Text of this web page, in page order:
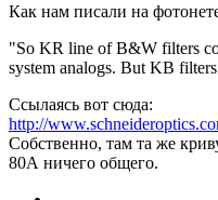
Как нам писали на
"So KR line of B&W filters
system analogs. But KB
Ссылаясь вот сюда:
http://
Собственно, там та же
80А ничего общего.